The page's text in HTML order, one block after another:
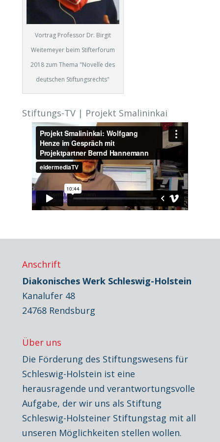
Vortrag Professor Dr. Birgit
Weitemeyer beim Stifterforum
2018 zum Thema "Novelle des
deutschen Stiftungsrechts"
Stiftungs-TV | Projekt Smalininkai
Anschrift
Diakonisches Werk Schleswig-Holstein
Kanalufer 48
24768 Rendsburg
Über uns
Die Förderung des Stiftungswesens für
Schleswig-Holstein ist eine
herausragende und verantwortungsvolle
Aufgabe, der wir uns als Stiftung
Schleswig-Holsteiner Stiftungstag mit all
unseren Möglichkeiten stellen wollen.